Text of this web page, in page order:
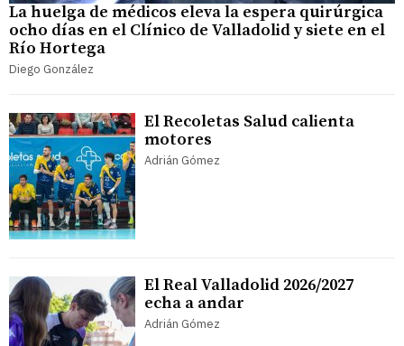
La huelga de médicos eleva la espera quirúrgica
ocho días en el Clínico de Valladolid y siete en el
Río Hortega
Diego González
El Recoletas Salud calienta
motores
Adrián Gómez
El Real Valladolid 2026/2027
echa a andar
Adrián Gómez